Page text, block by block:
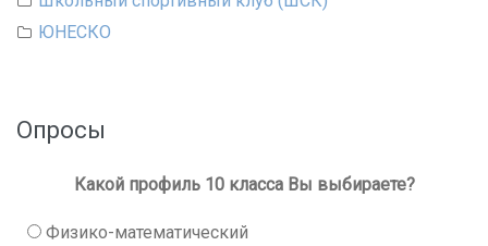
ЮНЕСКО
Опросы
Какой профиль 10 класса Вы выбираете?
Физико-математический